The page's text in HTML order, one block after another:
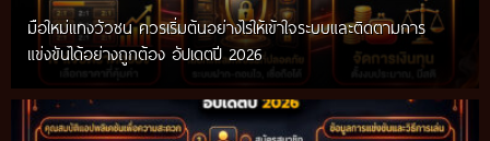
มือใหม่แทงวัวชน ควรเริ่มต้นอย่างไรให้เข้าใจระบบและติดตามการ
แข่งขันได้อย่างถูกต้อง อัปเดตปี 2026